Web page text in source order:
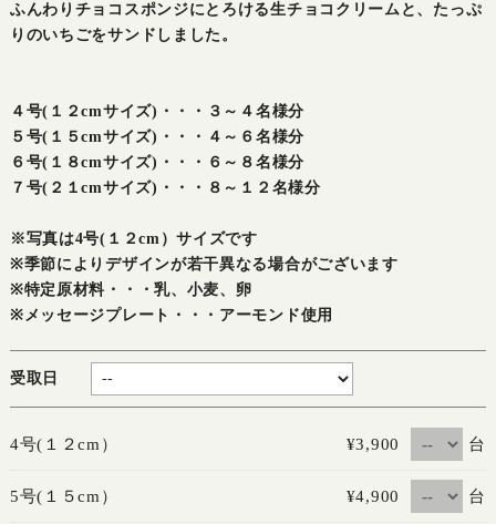
ふんわりチョコスポンジにとろける生チョコクリームと、たっぷ
りのいちごをサンドしました。
４号(１２cmサイズ)・・・３～４名様分
５号(１５cmサイズ)・・・４～６名様分
６号(１８cmサイズ)・・・６～８名様分
７号(２１cmサイズ)・・・８～１２名様分
※写真は4号(１２cm）サイズです
※季節によりデザインが若干異なる場合がございます
※特定原材料・・・乳、小麦、卵
※メッセージプレート・・・アーモンド使用
受取日
4号(１２cm） ¥3,900 台
5号(１５cm） ¥4,900 台